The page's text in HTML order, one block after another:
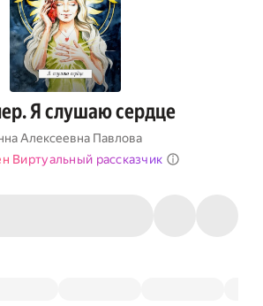
Я слушаю сердце
Алексеевна Павлова
Виртуальный рассказчик